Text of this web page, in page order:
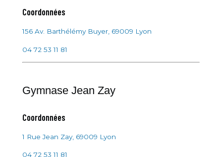
Coordonnées
156 Av. Barthélémy Buyer, 69009 Lyon
04 72 53 11 81
Gymnase Jean Zay
Coordonnées
1 Rue Jean Zay, 69009 Lyon
04 72 53 11 81